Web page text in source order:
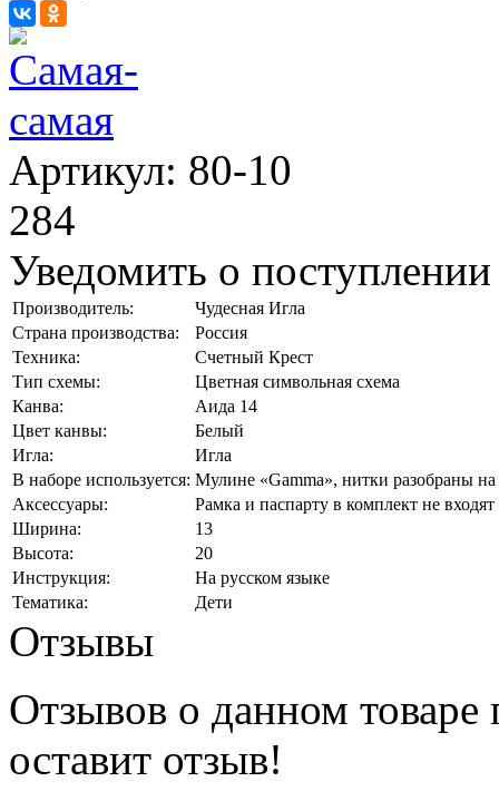
Артикул: 80-10
284
Уведомить о поступлении
Производитель:
Чудесная Игла
Страна производства:
Россия
Техника:
Счетный Крест
Тип схемы:
Цветная символьная схема
Канва:
Аида 14
Цвет канвы:
Белый
Игла:
Игла
В наборе используется: Мулине «Gamma», нитки разобраны на
Аксессуары:
Рамка и паспарту в комплект не входят
Ширина:
13
Высота:
20
Инструкция:
На русском языке
Тематика:
Дети
Отзывы
Отзывов о данном товаре
оставит отзыв!